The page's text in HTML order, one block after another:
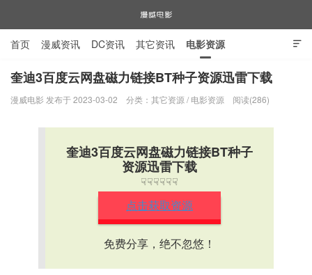

首页 漫威资讯 DC资讯 其它资讯 电影资源
电视剧资源 漫威图片
奎迪3百度云网盘磁力链接BT种子资源迅雷下载
漫威电影 发布于 2023-03-02 分类： 其它资源 / 电影资源 阅读(286)
奎迪3百度云网盘磁力链接BT种子
资源迅雷下载
☟☟☟☟☟☟
点击获取资源
免费分享，绝不忽悠！